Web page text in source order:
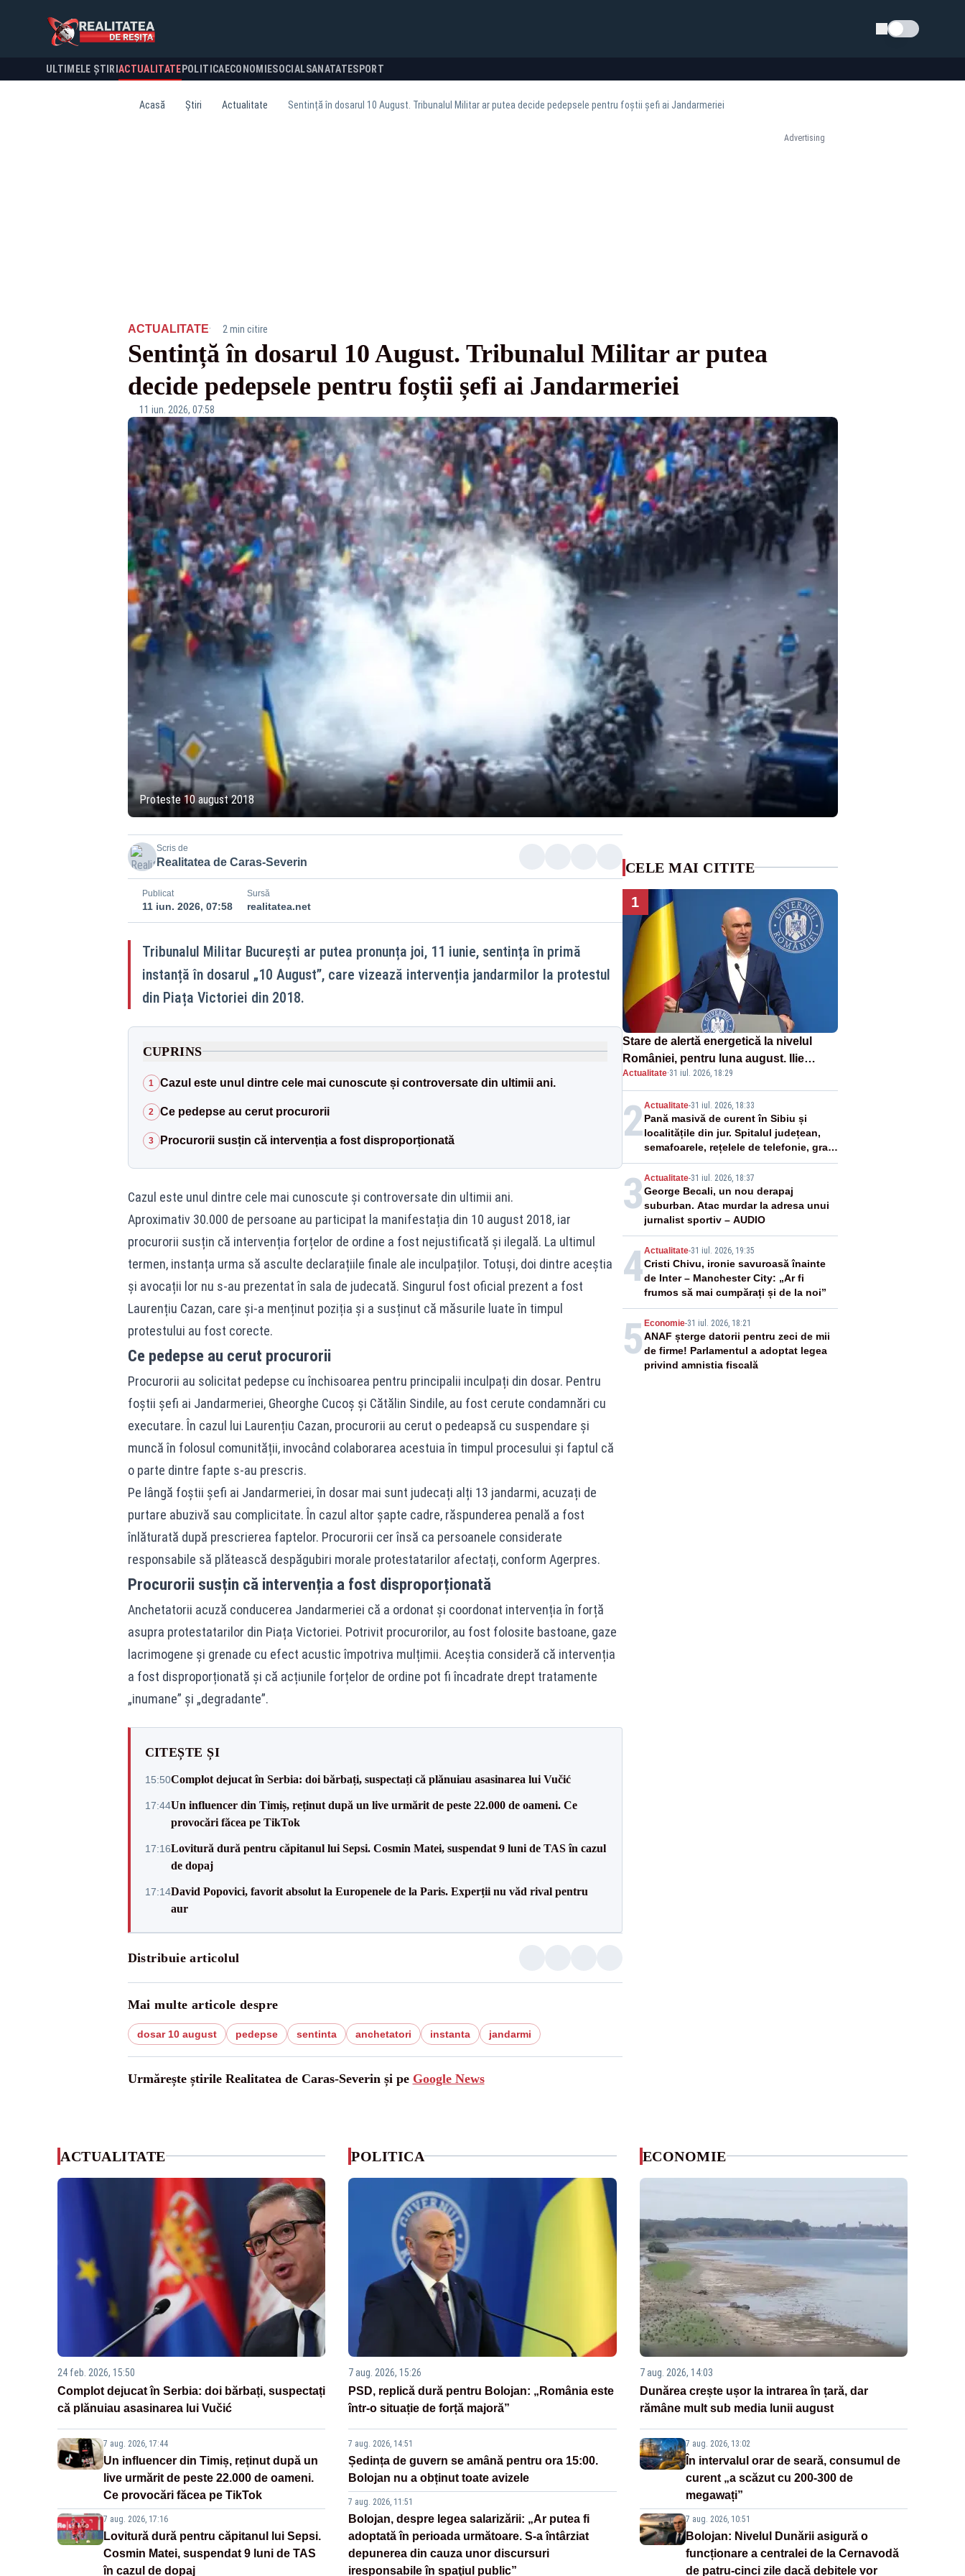
Schimba tema
ULTIMELE ȘTIRI ACTUALITATE POLITICA ECONOMIESOCIALSANATATESPORT
Acasă Știri Actualitate Sentință în dosarul 10 August. Tribunalul Militar ar putea decide pedepsele pentru foștii șefi ai Jandarmeriei
Advertising
ACTUALITATE· 2 min citire
Sentință în dosarul 10 August. Tribunalul Militar ar putea
decide pedepsele pentru foștii șefi ai Jandarmeriei
11 iun. 2026, 07:58
Proteste 10 august 2018
Scris de
Realitatea de Caras-Severin
Publicat
11 iun. 2026, 07:58
Sursă
realitatea.net
Tribunalul Militar București ar putea pronunța joi, 11 iunie, sentința în primă
instanță în dosarul „10 August”, care vizează intervenția jandarmilor la protestul
din Piața Victoriei din 2018.
CUPRINS
1 Cazul este unul dintre cele mai cunoscute și controversate din ultimii ani.
2 Ce pedepse au cerut procurorii
3 Procurorii susțin că intervenția a fost disproporționată
Cazul este unul dintre cele mai cunoscute și controversate din ultimii ani.
Aproximativ 30.000 de persoane au participat la manifestația din 10 august 2018, iar
procurorii susțin că intervenția forțelor de ordine a fost nejustificată și ilegală. La ultimul
termen, instanța urma să asculte declarațiile finale ale inculpaților. Totuși, doi dintre aceștia
și avocații lor nu s-au prezentat în sala de judecată. Singurul fost oficial prezent a fost
Laurențiu Cazan, care și-a menținut poziția și a susținut că măsurile luate în timpul
protestului au fost corecte.
Ce pedepse au cerut procurorii
Procurorii au solicitat pedepse cu închisoarea pentru principalii inculpați din dosar. Pentru
foștii șefi ai Jandarmeriei, Gheorghe Cucoș și Cătălin Sindile, au fost cerute condamnări cu
executare. În cazul lui Laurențiu Cazan, procurorii au cerut o pedeapsă cu suspendare și
muncă în folosul comunității, invocând colaborarea acestuia în timpul procesului și faptul că
o parte dintre fapte s-au prescris.
Pe lângă foștii șefi ai Jandarmeriei, în dosar mai sunt judecați alți 13 jandarmi, acuzați de
purtare abuzivă sau complicitate. În cazul altor șapte cadre, răspunderea penală a fost
înlăturată după prescrierea faptelor. Procurorii cer însă ca persoanele considerate
responsabile să plătească despăgubiri morale protestatarilor afectați, conform Agerpres.
Procurorii susțin că intervenția a fost disproporționată
Anchetatorii acuză conducerea Jandarmeriei că a ordonat și coordonat intervenția în forță
asupra protestatarilor din Piața Victoriei. Potrivit procurorilor, au fost folosite bastoane, gaze
lacrimogene și grenade cu efect acustic împotriva mulțimii. Aceștia consideră că intervenția
a fost disproporționată și că acțiunile forțelor de ordine pot fi încadrate drept tratamente
„inumane” și „degradante”.
CITEȘTE ȘI
15:50Complot dejucat în Serbia: doi bărbați, suspectați că plănuiau asasinarea lui Vučić
17:44Un influencer din Timiș, reținut după un live urmărit de peste 22.000 de oameni. Ce
provocări făcea pe TikTok
17:16Lovitură dură pentru căpitanul lui Sepsi. Cosmin Matei, suspendat 9 luni de TAS în cazul
de dopaj
17:14David Popovici, favorit absolut la Europenele de la Paris. Experții nu văd rival pentru
aur
Distribuie articolul
Mai multe articole despre
dosar 10 august pedepse sentinta anchetatori instanta jandarmi
Urmărește știrile Realitatea de Caras-Severin și pe Google News
CELE MAI CITITE
1
Stare de alertă energetică la nivelul
României, pentru luna august. Ilie
Bolojan a anunțat importuri și posibile
restricții – VIDEO
Actualitate·31 iul. 2026, 18:29
2Actualitate-31 iul. 2026, 18:33
Pană masivă de curent în Sibiu și
localitățile din jur. Spitalul județean,
semafoarele, rețelele de telefonie, grav
afectate
3 Actualitate-31 iul. 2026, 18:37
George Becali, un nou derapaj
suburban. Atac murdar la adresa unui
jurnalist sportiv – AUDIO
4Actualitate-31 iul. 2026, 19:35
Cristi Chivu, ironie savuroasă înainte
de Inter – Manchester City: „Ar fi
frumos să mai cumpărați și de la noi”
5 Economie-31 iul. 2026, 18:21
ANAF șterge datorii pentru zeci de mii
de firme! Parlamentul a adoptat legea
privind amnistia fiscală
ACTUALITATE
24 feb. 2026, 15:50
Complot dejucat în Serbia: doi bărbați, suspectați
că plănuiau asasinarea lui Vučić
7 aug. 2026, 17:44
Un influencer din Timiș, reținut după un
live urmărit de peste 22.000 de oameni.
Ce provocări făcea pe TikTok
7 aug. 2026, 17:16
Lovitură dură pentru căpitanul lui Sepsi.
Cosmin Matei, suspendat 9 luni de TAS
în cazul de dopaj
POLITICA
7 aug. 2026, 15:26
PSD, replică dură pentru Bolojan: „România este
într-o situație de forță majoră”
7 aug. 2026, 14:51
Ședința de guvern se amână pentru ora 15:00.
Bolojan nu a obținut toate avizele
7 aug. 2026, 11:51
Bolojan, despre legea salarizării: „Ar putea fi
adoptată în perioada următoare. S-a întârziat
depunerea din cauza unor discursuri
iresponsabile în spaţiul public”
ECONOMIE
7 aug. 2026, 14:03
Dunărea crește ușor la intrarea în țară, dar
rămâne mult sub media lunii august
7 aug. 2026, 13:02
În intervalul orar de seară, consumul de
curent „a scăzut cu 200-300 de
megawați”
7 aug. 2026, 10:51
Bolojan: Nivelul Dunării asigură o
funcționare a centralei de la Cernavodă
de patru-cinci zile dacă debitele vor